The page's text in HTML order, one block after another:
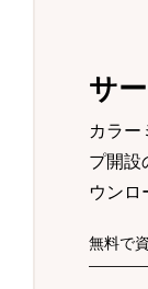
サ
カラー
プ開設
ウンロ
無料で